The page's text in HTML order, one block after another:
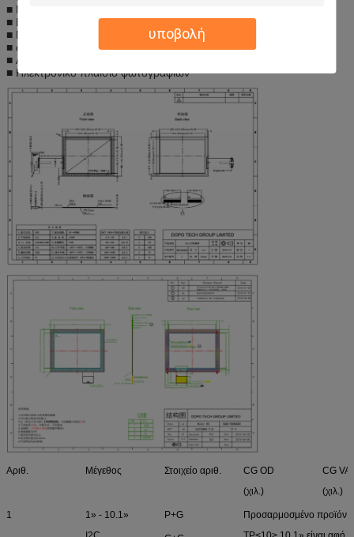
υποβολή
■ Ναυσιπλοΐα αυτοκινήτων (ΠΣΤ)
■ EBook
■ ΜΕΣΟΣ (PC ταμπλετών)
■ συσκευή παιχνιδιών
■ ATM
■ Ηλεκτρονικό πλαίσιο φωτογραφιών
Αριθ. Μέγεθος Στοιχείο αριθ.
CG OD
(χιλ.)
CG VA
(χιλ.)
1
1» - 10.1»
P+G
Προσαρμοσμένο προϊόν